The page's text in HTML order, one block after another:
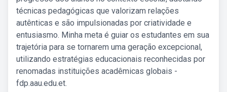
técnicas pedagógicas que valorizam relações
autênticas e são impulsionadas por criatividade e
entusiasmo. Minha meta é guiar os estudantes em sua
trajetória para se tornarem uma geração excepcional,
utilizando estratégias educacionais reconhecidas por
renomadas instituições acadêmicas globais -
fdp.aau.edu.et.